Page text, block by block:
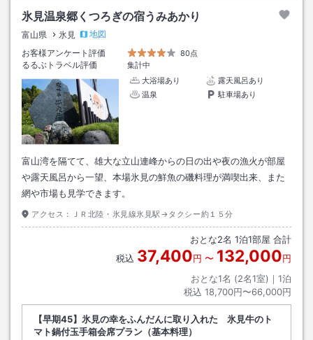
氷見温泉郷くつろぎの宿うみあかり
富山県 氷見
地図
お客様アンケート評価
80点
るるぶトラベル評価
集計中
大浴場あり
露天風呂あり
温泉
駐車場あり
富山湾を隔てて、雄大な立山連峰からの日の出や夜の漁火が部屋
や露天風呂から一望、本場氷見の鮮魚の磯料理が満喫出来、また
網や市場も見学できます。
アクセス： ＪＲ北陸・氷見線氷見駅→タクシー約１５分
おとな2名 1泊1部屋 合計
税込 37,400円 〜 132,000円
おとな1名 (2名1室)｜ 1泊
税込 18,700円〜66,000円
【早期45】氷見の幸をふんだんに取り入れた 氷見牛のト
マト鍋付玉手箱会席プラン（基本料理）